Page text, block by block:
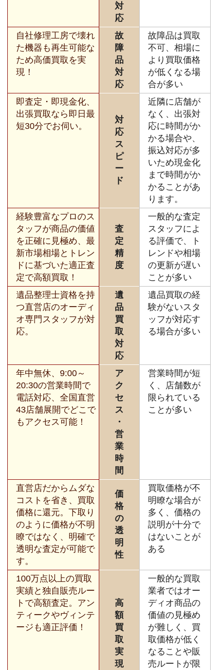
対
応
自社修理工房で壊れ
た機器も再生可能な
ため高価買取を実
現！
故
障
品
対
応
故障品は買取
不可、相場に
より買取価格
が低くなる場
合が多い
即査定・即現金化、
出張買取なら即日最
短30分でお伺い。
対
応
ス
ピ
ー
ド
近隣に店舗が
なく、出張対
応に時間がか
かる場合や、
振込対応が多
いため現金化
まで時間がか
かることがあ
ります。
経験豊富なプロのス
タッフが商品の価値
を正確に見極め、最
新市場相場とトレン
ドに基づいた適正査
定で高額買取！
査
定
精
度
一般的な査定
スタッフによ
る評価で、ト
レンドや相場
の更新が遅い
ことが多い
遺品整理士資格を持
つ直営店のオーディ
オ専門スタッフが対
応。
遺
品
買
取
対
応
遺品買取の経
験がないスタ
ッフが対応す
る場合が多い
年中無休、9:00～
20:30の営業時間で
電話対応、全国直営
43店舗展開でどこで
もアクセス可能！
ア
ク
セ
ス
・
営
業
時
間
営業時間が短
く、店舗数が
限られている
ことが多い
直営店だからムダな
コストを省き、買取
価格に還元。下取り
のように価格が不明
瞭ではなく、明確で
透明な査定が可能で
す。
価
格
の
透
明
性
買取価格が不
明瞭な場合が
多く、価格の
説明が十分で
はないことが
ある
100万点以上の買取
実績と独自販売ルー
トで高額査定。アン
ティークやヴィンテ
ージも適正評価！
高
額
買
取
実
現
一般的な買取
業者ではオー
ディオ商品の
価値の見極め
が難しく、買
取価格が低く
なることや販
売ルートが限